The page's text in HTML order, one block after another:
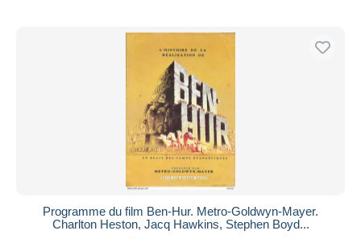
Programme du film Ben-Hur. Metro-Goldwyn-Mayer.
Charlton Heston, Jacq Hawkins, Stephen Boyd...